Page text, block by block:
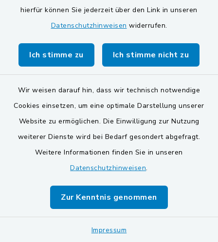
hierfür können Sie jederzeit über den Link in unseren
Datenschutzhinweisen widerrufen.
Ich stimme zu Ich stimme nicht zu
Wir weisen darauf hin, dass wir technisch notwendige
Cookies einsetzen, um eine optimale Darstellung unserer
Website zu ermöglichen. Die Einwilligung zur Nutzung
weiterer Dienste wird bei Bedarf gesondert abgefragt.
Weitere Informationen finden Sie in unseren
Datenschutzhinweisen.
Zur Kenntnis genommen
Impressum
Einwilligung eingeholt und auf diese
Datenschutzerklärung verwiesen.
Es erfolgt in diesem Zusammenhang keine
Weitergabe der Daten an Dritte.
Die Daten werden ausschließlich für die
Verarbeitung der Konversation verwendet.
7.2 Rechtsgrundlage für die
Datenverarbeitung
personenbezogenen Daten ist bei Vorliegen
einer Einwilligung des Nutzers Art. 6 Abs. 1